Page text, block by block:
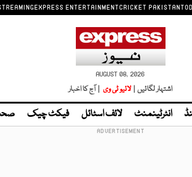
EXPRESS ENTERTAINMENTCRICKET PAKISTAN
AUGUST 08, 2026
اشتہار لگائیں | لائیو ٹی وی | آج کا اخبار
انٹرٹینمنٹ لائف اسٹائل فیکٹ چیک